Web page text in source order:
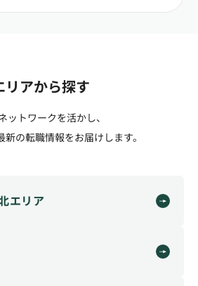
リアから探す
ットワークを活かし、
の転職情報をお届けします。
エリア